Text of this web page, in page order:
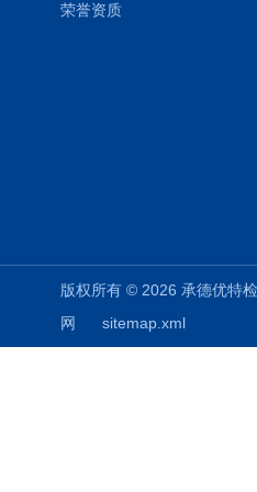
荣誉资质
版权所有 © 2026 承德优特
网
sitemap.xml